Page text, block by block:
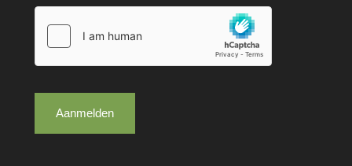
Aanmelden